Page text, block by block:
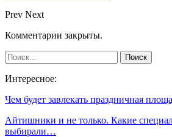
Prev Next
Комментарии закрыты.
Интересное:
Чем будет завлекать праздничная
Айтишники и не только. Какие
выбирали…